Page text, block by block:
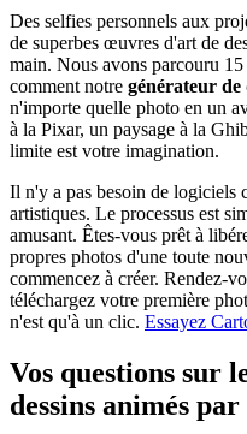
Des selfies personnels aux
de superbes œuvres d'art de
main. Nous avons parcouru
comment notre générateur de
n'importe quelle photo en un
à la Pixar, un paysage à la
limite est votre imagination.
Il n'y a pas besoin de logiciels
artistiques. Le processus est
amusant. Êtes-vous prêt à
propres photos d'une toute
commencez à créer. Rendez-
téléchargez votre première
n'est qu'à un clic. Essayez
Vos questions sur
dessins animés